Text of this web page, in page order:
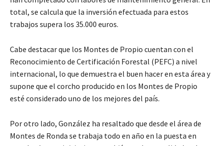
total, se calcula que la inversión efectuada para estos
trabajos supera los 35.000 euros.
Cabe destacar que los Montes de Propio cuentan con el
Reconocimiento de Certificación Forestal (PEFC) a nivel
internacional, lo que demuestra el buen hacer en esta área y
supone que el corcho producido en los Montes de Propio
esté considerado uno de los mejores del país.
Por otro lado, González ha resaltado que desde el área de
Montes de Ronda se trabaja todo en año en la puesta en